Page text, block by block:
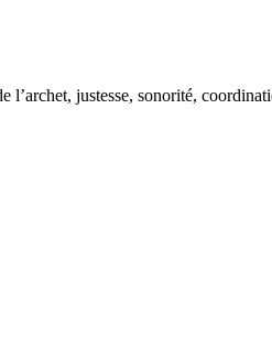
l’archet, justesse, sonorité,